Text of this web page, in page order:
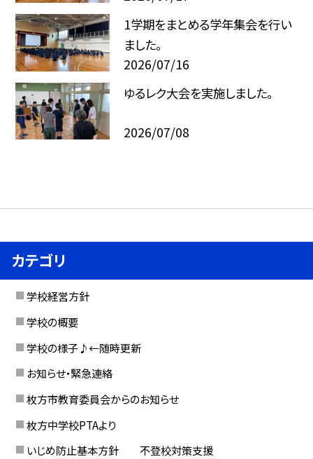
1学期をまとめる学年集会を行い
ました。
2026/07/16
ゆるレク大会を実施しました。
2026/07/08
カテゴリ
学校経営方針
学校の概要
学校の様子♪←随時更新
お知らせ・緊急連絡
枚方市教育委員会からのお知らせ
枚方中学校PTAより
いじめ防止基本方針 不登校対策支援